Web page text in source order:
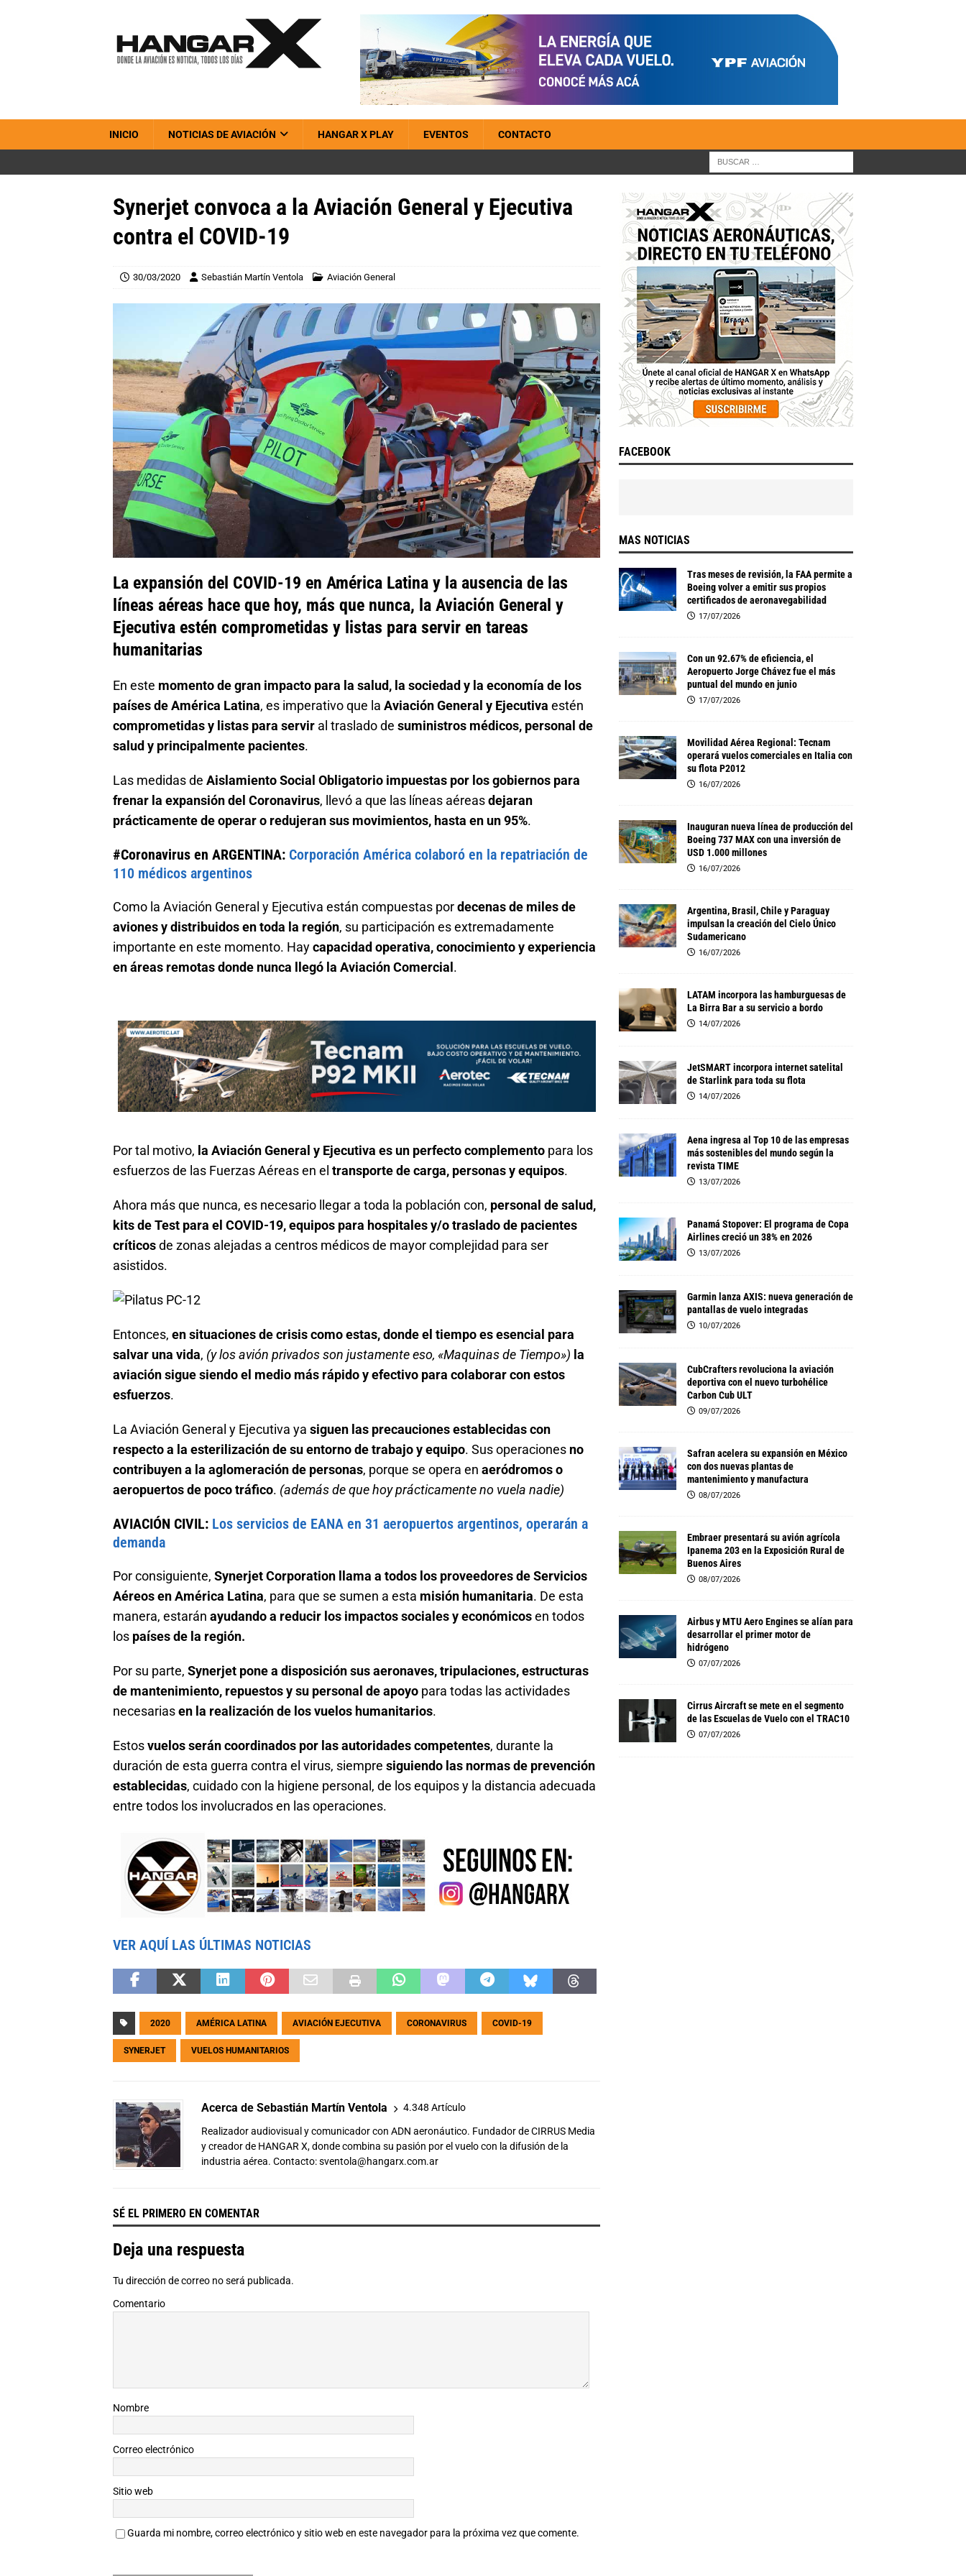
INICIO NOTICIAS DE AVIACIÓN HANGAR X PLAY EVENTOS CONTACTO
Synerjet convoca a la Aviación General y Ejecutiva
contra el COVID-19
30/03/2020 Sebastián Martín Ventola Aviación General
La expansión del COVID-19 en América Latina y la ausencia de las
líneas aéreas hace que hoy, más que nunca, la Aviación General y
Ejecutiva estén comprometidas y listas para servir en tareas
humanitarias
En este momento de gran impacto para la salud, la sociedad y la economía de los
países de América Latina, es imperativo que la Aviación General y Ejecutiva estén
comprometidas y listas para servir al traslado de suministros médicos, personal de
salud y principalmente pacientes.
Las medidas de Aislamiento Social Obligatorio impuestas por los gobiernos para
frenar la expansión del Coronavirus, llevó a que las líneas aéreasdejaran
prácticamente de operar o redujeran sus movimientos, hasta en un 95%.
#Coronavirus en ARGENTINA: Corporación América colaboró en la repatriación de
110 médicos argentinos
Como la Aviación General y Ejecutiva están compuestas pordecenas de miles de
aviones y distribuidos en toda la región, su participación es extremadamente
importante en este momento. Haycapacidad operativa, conocimiento y experiencia
en áreas remotas donde nunca llegó la Aviación Comercial .
Por tal motivo, la Aviación General y Ejecutiva es un perfecto complemento para los
esfuerzos de las Fuerzas Aéreas en el transporte de carga, personas y equipos.
Ahora más que nunca, es necesario llegar a toda la población con, personal de salud,
kits de Test para el COVID-19, equipos para hospitales y/o traslado de pacientes
críticosde zonas alejadas a centros médicos de mayor complejidad para ser
asistidos.
Entonces, en situaciones de crisis como estas, donde el tiempo es esencial para
salvar una vida, (y los avión privados son justamente eso, «Maquinas de Tiempo») la
aviación sigue siendo el medio más rápido y efectivo para colaborar con estos
esfuerzos.
La Aviación General y Ejecutiva ya siguen las precauciones establecidas con
respecto a la esterilización de su entorno de trabajo y equipo. Sus operaciones no
contribuyen a la aglomeración de personas, porque se opera en aeródromos o
aeropuertos de poco tráfico. (además de que hoy prácticamente no vuela nadie)
AVIACIÓN CIVIL: Los servicios de EANA en 31 aeropuertos argentinos, operarán a
demanda
Por consiguiente, Synerjet Corporation llama a todos los proveedores de Servicios
Aéreos en América Latina, para que se sumen a esta misión humanitaria. De esta
manera, estarán ayudando a reducir los impactos sociales y económicosen todos
los países de la región.
Por su parte, Synerjet pone a disposición sus aeronaves, tripulaciones, estructuras
de mantenimiento, repuestos y su personal de apoyo para todas las actividades
necesariasen la realización de los vuelos humanitarios.
Estosvuelos serán coordinados por las autoridades competentes, durante la
duración de esta guerra contra el virus, siempre siguiendo las normas de prevención
establecidas, cuidado con la higiene personal, de los equipos y la distancia adecuada
entre todos los involucrados en las operaciones.
VER AQUÍ LAS ÚLTIMAS NOTICIAS
2020 AMÉRICA LATINA AVIACIÓN EJECUTIVA CORONAVIRUS COVID-19
SYNERJET VUELOS HUMANITARIOS
Acerca de Sebastián Martín Ventola 4.348 Artículo
Realizador audiovisual y comunicador con ADN aeronáutico. Fundador de CIRRUS Media
y creador de HANGAR X, donde combina su pasión por el vuelo con la difusión de la
industria aérea. Contacto:sventola@hangarx.com.ar
SÉ EL PRIMERO EN COMENTAR
Deja una respuesta
Tu dirección de correo no será publicada.
Comentario
Nombre
Correo electrónico
Sitio web
Guarda mi nombre, correo electrónico y sitio web en este navegador para la próxima vez que comente.
FACEBOOK
MAS NOTICIAS
Tras meses de revisión, la FAA permite a
Boeing volver a emitir sus propios
certificados de aeronavegabilidad
17/07/2026
Con un 92.67% de eficiencia, el
Aeropuerto Jorge Chávez fue el más
puntual del mundo en junio
17/07/2026
Movilidad Aérea Regional: Tecnam
operará vuelos comerciales en Italia con
su flota P2012
16/07/2026
Inauguran nueva línea de producción del
Boeing 737 MAX con una inversión de
USD 1.000 millones
16/07/2026
Argentina, Brasil, Chile y Paraguay
impulsan la creación del Cielo Único
Sudamericano
16/07/2026
LATAM incorpora las hamburguesas de
La Birra Bar a su servicio a bordo
14/07/2026
JetSMART incorpora internet satelital
de Starlink para toda su flota
14/07/2026
Aena ingresa al Top 10 de las empresas
más sostenibles del mundo según la
revista TIME
13/07/2026
Panamá Stopover: El programa de Copa
Airlines creció un 38% en 2026
13/07/2026
Garmin lanza AXIS: nueva generación de
pantallas de vuelo integradas
10/07/2026
CubCrafters revoluciona la aviación
deportiva con el nuevo turbohélice
Carbon Cub ULT
09/07/2026
Safran acelera su expansión en México
con dos nuevas plantas de
mantenimiento y manufactura
08/07/2026
Embraer presentará su avión agrícola
Ipanema 203 en la Exposición Rural de
Buenos Aires
08/07/2026
Airbus y MTU Aero Engines se alían para
desarrollar el primer motor de
hidrógeno
07/07/2026
Cirrus Aircraft se mete en el segmento
de las Escuelas de Vuelo con el TRAC10
07/07/2026